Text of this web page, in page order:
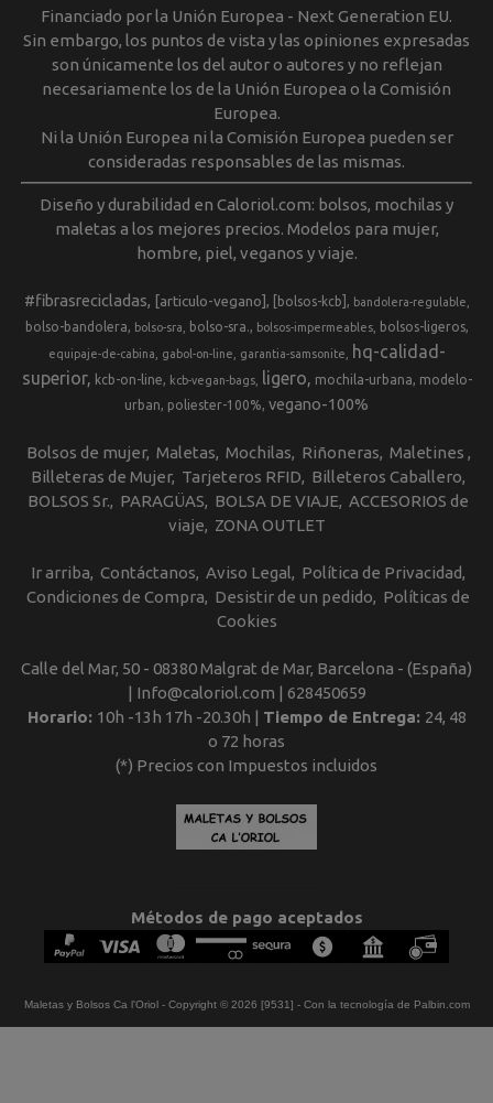
Financiado por la Unión Europea - Next Generation EU.
Sin embargo, los puntos de vista y las opiniones expresadas
son únicamente los del autor o autores y no reflejan
necesariamente los de la Unión Europea o la Comisión
Europea.
Ni la Unión Europea ni la Comisión Europea pueden ser
consideradas responsables de las mismas.
Diseño y durabilidad en Caloriol.com: bolsos, mochilas y
maletas a los mejores precios. Modelos para mujer,
hombre, piel, veganos y viaje.
#fibrasrecicladas [articulo-vegano] [bolsos-kcb] bandolera-regulable
bolso-bandolera bolso-sra bolso-sra. bolsos-impermeables bolsos-ligeros
equipaje-de-cabina gabol-on-line garantia-samsonite
hq-calidad-
superior
kcb-on-line kcb-vegan-bags ligero mochila-urbana
modelo-
urban
poliester-100% vegano-100%
Bolsos de mujer Maletas Mochilas Riñoneras Maletines
Billeteras de Mujer Tarjeteros RFID
Billeteros Caballero
BOLSOS Sr.
PARAGÜAS BOLSA DE VIAJE ACCESORIOS de
viaje
ZONA OUTLET
Ir arriba Contáctanos Aviso Legal
Política de Privacidad
Condiciones de Compra
Desistir de un pedido
Políticas de
Cookies
Calle del Mar, 50 - 08380 Malgrat de Mar, Barcelona - (España)
| Info@caloriol.com | 628450659
Horario: 10h -13h 17h -20.30h | Tiempo de Entrega: 24, 48
o 72 horas
(*) Precios con Impuestos incluidos
Métodos de pago aceptados
Maletas y Bolsos Ca l'Oriol- Copyright © 2026 [9531] - Con la tecnología de Palbin.com